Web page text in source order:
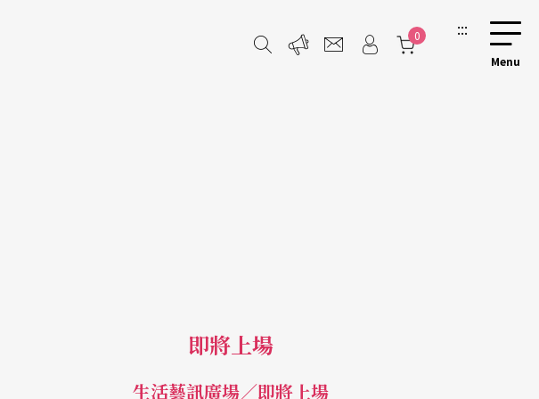
0 :::
即將上場
生活藝訊廣場／即將上場